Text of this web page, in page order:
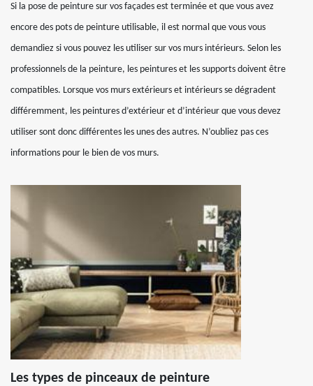
Si la pose de peinture sur vos façades est terminée et que vous avez
encore des pots de peinture utilisable, il est normal que vous vous
demandiez si vous pouvez les utiliser sur vos murs intérieurs. Selon les
professionnels de la peinture, les peintures et les supports doivent être
compatibles. Lorsque vos murs extérieurs et intérieurs se dégradent
différemment, les peintures d’extérieur et d’intérieur que vous devez
utiliser sont donc différentes les unes des autres. N’oubliez pas ces
informations pour le bien de vos murs.
Les types de pinceaux de peinture